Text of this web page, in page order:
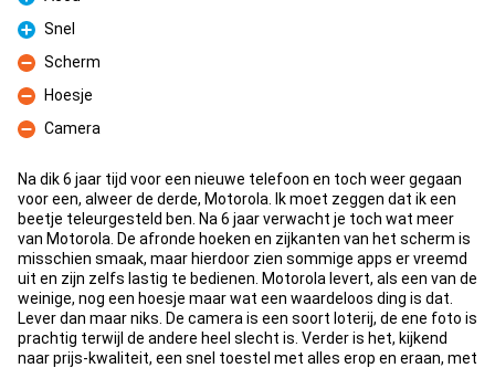
Pro
Pro
Snel
Con
Scherm
Con
Hoesje
Con
Camera
Na dik 6 jaar tijd voor een nieuwe telefoon en toch weer gegaan
voor een, alweer de derde, Motorola. Ik moet zeggen dat ik een
beetje teleurgesteld ben. Na 6 jaar verwacht je toch wat meer
van Motorola. De afronde hoeken en zijkanten van het scherm is
misschien smaak, maar hierdoor zien sommige apps er vreemd
uit en zijn zelfs lastig te bedienen. Motorola levert, als een van de
weinige, nog een hoesje maar wat een waardeloos ding is dat.
Lever dan maar niks. De camera is een soort loterij, de ene foto is
prachtig terwijl de andere heel slecht is. Verder is het, kijkend
naar prijs-kwaliteit, een snel toestel met alles erop en eraan, met